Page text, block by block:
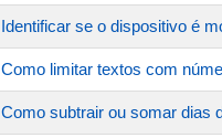
Identificar se o dispositivo é
Como limitar textos com
Como subtrair ou somar dias